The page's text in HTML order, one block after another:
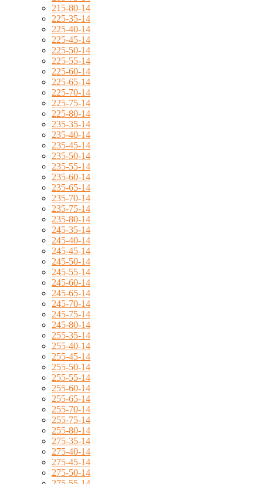
215-80-14
225-35-14
225-40-14
225-45-14
225-50-14
225-55-14
225-60-14
225-65-14
225-70-14
225-75-14
225-80-14
235-35-14
235-40-14
235-45-14
235-50-14
235-55-14
235-60-14
235-65-14
235-70-14
235-75-14
235-80-14
245-35-14
245-40-14
245-45-14
245-50-14
245-55-14
245-60-14
245-65-14
245-70-14
245-75-14
245-80-14
255-35-14
255-40-14
255-45-14
255-50-14
255-55-14
255-60-14
255-65-14
255-70-14
255-75-14
255-80-14
275-35-14
275-40-14
275-45-14
275-50-14